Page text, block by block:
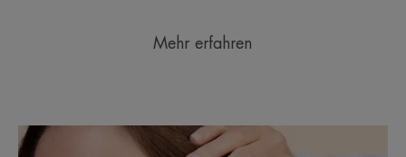
Mehr erfahren